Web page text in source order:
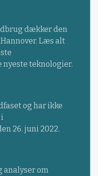
dækker den
Læs alt
teknologier.
og har ikke
26. juni 2022.
analyser om